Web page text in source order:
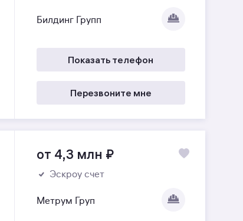
Билдинг Групп
Показать телефон
Перезвоните мне
от 4,3 млн ₽
Эскроу счет
Метрум Груп